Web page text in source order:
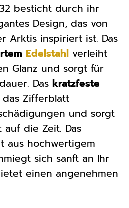
besticht durch ihr
Design, das von
Arktis inspiriert ist. Das
Edelstahl verleiht
Glanz und sorgt für
Das kratzfeste
Zifferblatt
und sorgt
die Zeit. Das
aus hochwertigem
sich sanft an Ihr
einen angenehmen